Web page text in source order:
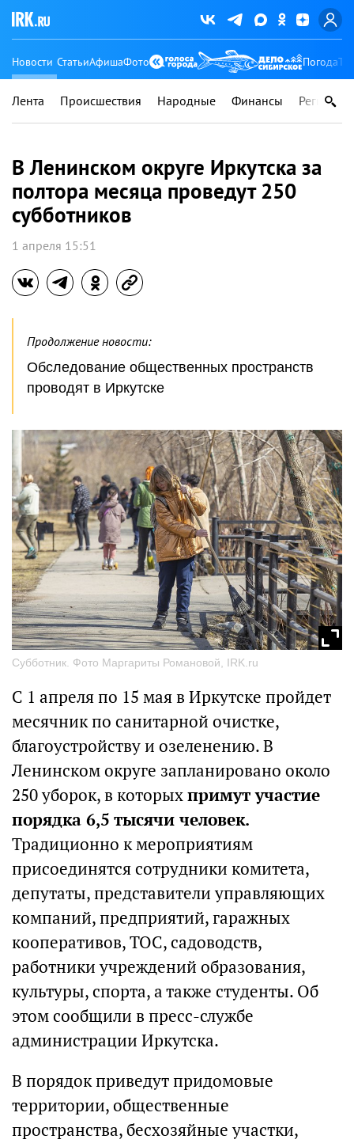
Новости СтатьиАфишаФото Погода
Лента Происшествия Народные Финансы Регионы
В Ленинском округе Иркутска за
полтора месяца проведут 250
субботников
1 апреля 15:51
Продолжение новости:
Обследование общественных пространств
проводят в Иркутске
Субботник. Фото Маргариты Романовой, IRK.ru
С 1 апреля по 15 мая в Иркутске пройдет
месячник по санитарной очистке,
благоустройству и озеленению. В
Ленинском округе запланировано около
250 уборок, в которыхпримут участие
порядка 6,5 тысячи человек.
Традиционно к мероприятиям
присоединятся сотрудники комитета,
депутаты, представители управляющих
компаний, предприятий, гаражных
кооперативов, ТОС, садоводств,
работники учреждений образования,
культуры, спорта, а также студенты. Об
этом сообщили в пресс-службе
администрации Иркутска.
В порядок приведут придомовые
территории, общественные
пространства, бесхозяйные участки,